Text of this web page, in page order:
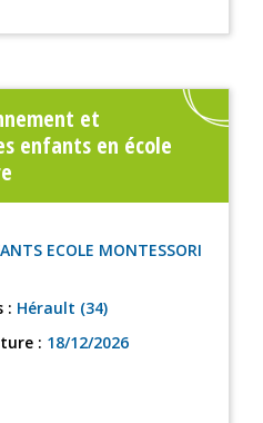
et
enfants en école
ECOLE MONTESSORI
: Hérault (34)
: 18/12/2026